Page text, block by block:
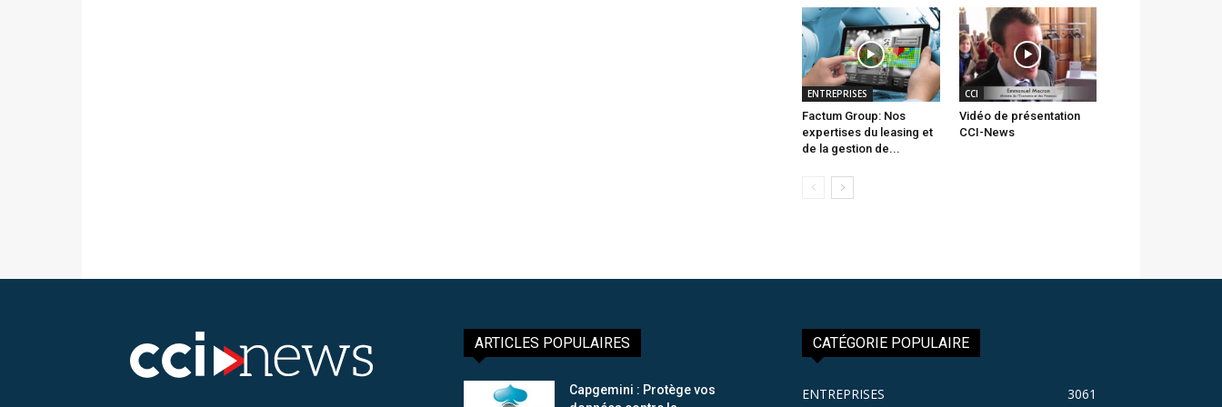
ENTREPRISES
Factum Group: Nos
expertises du leasing et
de la gestion de...
CCI
Vidéo de présentation
CCI-News
ARTICLES POPULAIRES
Capgemini : Protège vos
CATÉGORIE POPULAIRE
ENTREPRISES 3061